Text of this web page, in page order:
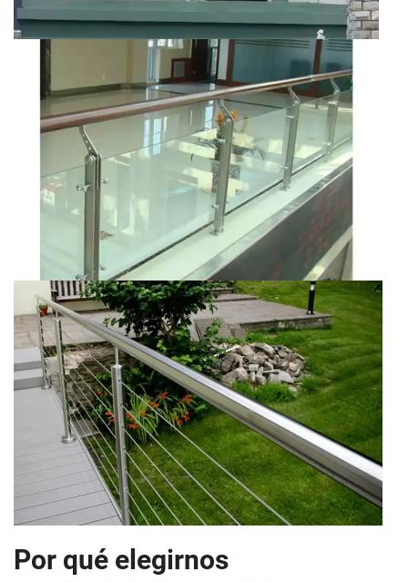
Por qué elegirnos